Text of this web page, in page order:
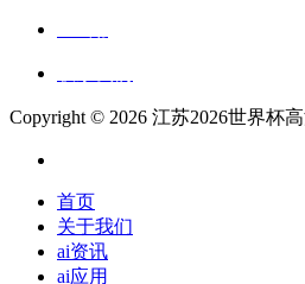
Copyright © 2026 江苏2026世界杯
首页
关于我们
ai资讯
ai应用